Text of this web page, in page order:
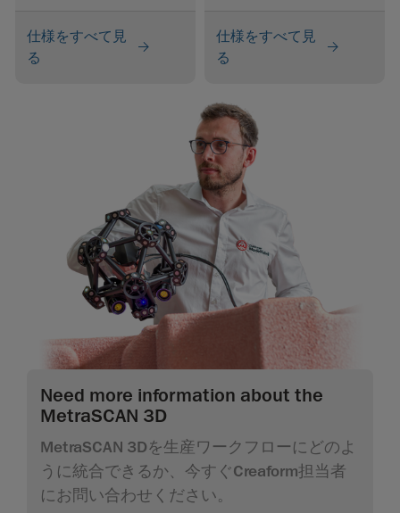
仕様をすべて見
る
仕様をすべて見
る
Need more information about the
MetraSCAN 3D
MetraSCAN 3Dを生産ワークフローにどのよ
うに統合できるか、今すぐCreaform担当者
にお問い合わせください。